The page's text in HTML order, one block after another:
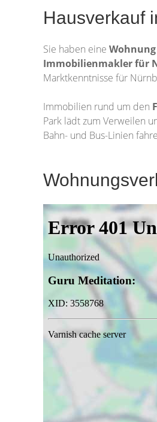
Hausverkauf
Sie haben eine Wohnung
Immobilienmakler für
Marktkenntnisse für
Immobilien rund um den
Park lädt zum Verweilen
Bahn- und Bus-Linien